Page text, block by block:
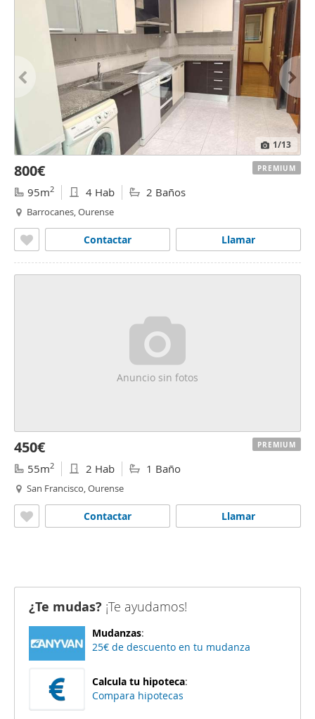
1/13
800€
95m2 4 Hab 2 Baños
Barrocanes, Ourense
Llamar
Contactar
PREMIUM
Anuncio sin fotos
450€
55m2 2 Hab 1 Baño
San Francisco, Ourense
Llamar
Contactar
PREMIUM
¿Te mudas? ¡Te ayudamos!
Mudanzas:
25€ de descuento en tu mudanza
Calcula tu hipoteca:
Compara hipotecas